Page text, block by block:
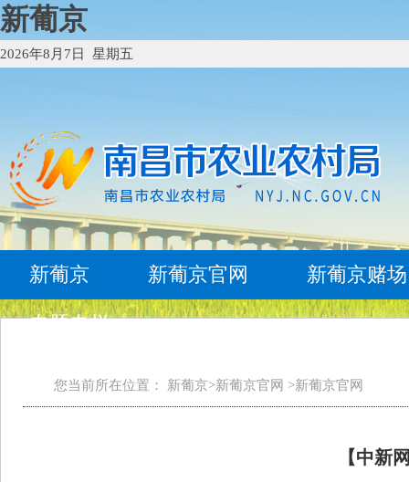
新葡京
2026年8月7日 星期五
新葡京 新葡京官网 新葡京赌场
专题专栏
您当前所在位置： 新葡京>新葡京官网 >新葡京官网
【中新